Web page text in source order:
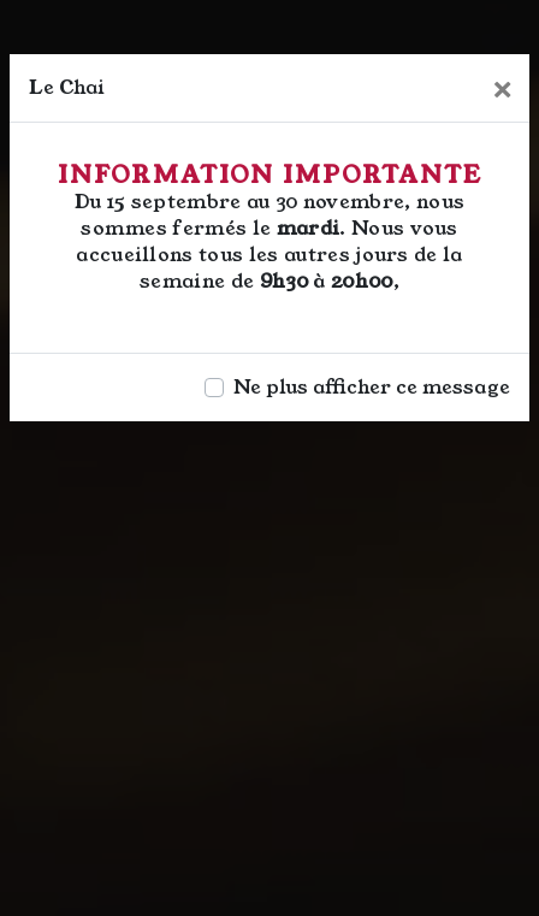
Le Chai ×
INFORMATION IMPORTANTE
Du 15 septembre au 30 novembre, nous
sommes fermés le mardi. Nous vous
accueillons tous les autres jours de la
semaine de 9h30à 20h00,
Ne plus afficher ce message